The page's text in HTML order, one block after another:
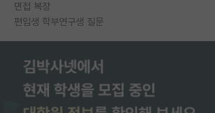
면접 복장
편입생 학부연구생 질문